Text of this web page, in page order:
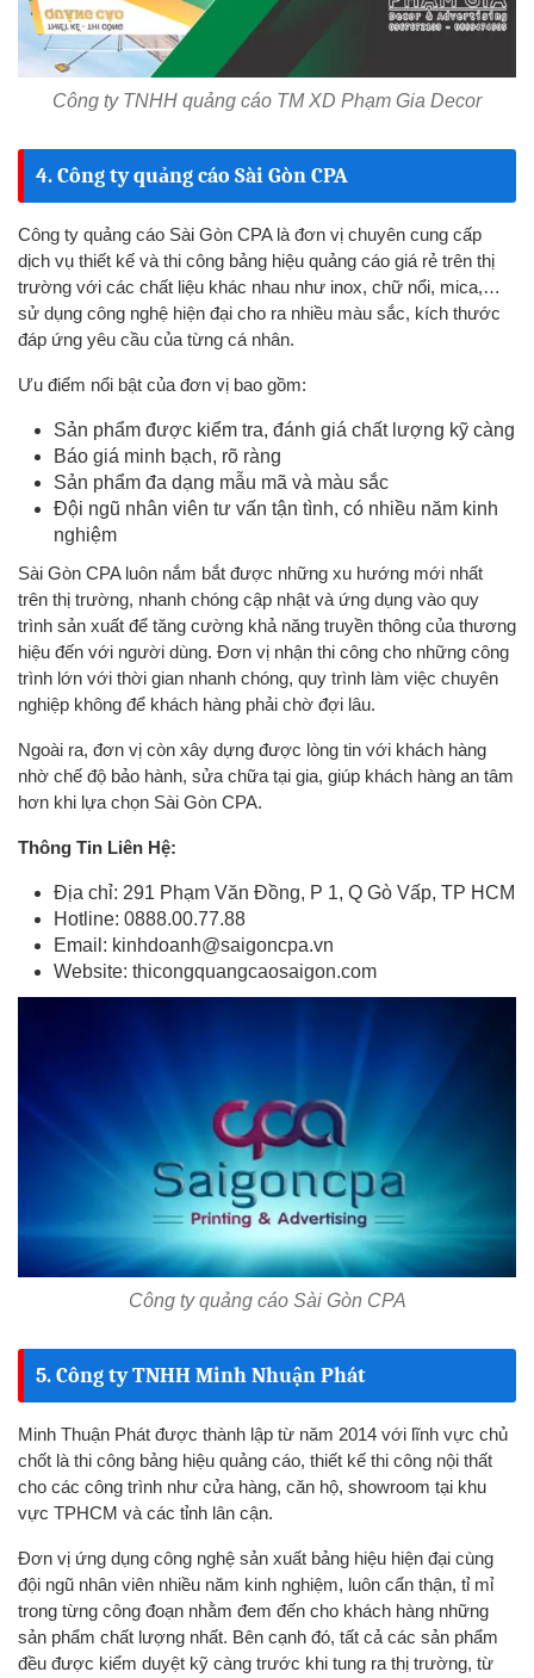
Công ty TNHH quảng cáo TM XD Phạm Gia Decor
4. Công ty quảng cáo Sài Gòn CPA
Công ty quảng cáo Sài Gòn CPA là đơn vị chuyên cung cấp
dịch vụ thiết kế và thi công bảng hiệu quảng cáo giá rẻ trên thị
trường với các chất liệu khác nhau như inox, chữ nổi, mica,…
sử dụng công nghệ hiện đại cho ra nhiều màu sắc, kích thước
đáp ứng yêu cầu của từng cá nhân.
Ưu điểm nổi bật của đơn vị bao gồm:
Sản phẩm được kiểm tra, đánh giá chất lượng kỹ càng
Báo giá minh bạch, rõ ràng
Sản phẩm đa dạng mẫu mã và màu sắc
Đội ngũ nhân viên tư vấn tận tình, có nhiều năm kinh
nghiệm
Sài Gòn CPA luôn nắm bắt được những xu hướng mới nhất
trên thị trường, nhanh chóng cập nhật và ứng dụng vào quy
trình sản xuất để tăng cường khả năng truyền thông của thương
hiệu đến với người dùng. Đơn vị nhận thi công cho những công
trình lớn với thời gian nhanh chóng, quy trình làm việc chuyên
nghiệp không để khách hàng phải chờ đợi lâu.
Ngoài ra, đơn vị còn xây dựng được lòng tin với khách hàng
nhờ chế độ bảo hành, sửa chữa tại gia, giúp khách hàng an tâm
hơn khi lựa chọn Sài Gòn CPA.
Thông Tin Liên Hệ:
Địa chỉ: 291 Phạm Văn Đồng, P 1, Q Gò Vấp, TP HCM
Hotline: 0888.00.77.88
Email: kinhdoanh@saigoncpa.vn
Website: thicongquangcaosaigon.com
Công ty quảng cáo Sài Gòn CPA
5. Công ty TNHH Minh Nhuận Phát
Minh Thuận Phát được thành lập từ năm 2014 với lĩnh vực chủ
chốt là thi công bảng hiệu quảng cáo, thiết kế thi công nội thất
cho các công trình như cửa hàng, căn hộ, showroom tại khu
vực TPHCM và các tỉnh lân cận.
Đơn vị ứng dụng công nghệ sản xuất bảng hiệu hiện đại cùng
đội ngũ nhân viên nhiều năm kinh nghiệm, luôn cẩn thận, tỉ mỉ
trong từng công đoạn nhằm đem đến cho khách hàng những
sản phẩm chất lượng nhất. Bên cạnh đó, tất cả các sản phẩm
đều được kiểm duyệt kỹ càng trước khi tung ra thị trường, từ